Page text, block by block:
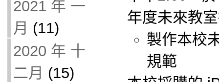
2021 年 一
月 (11)
2020 年 十
二月 (15)
年度未來教
製作本校
規範